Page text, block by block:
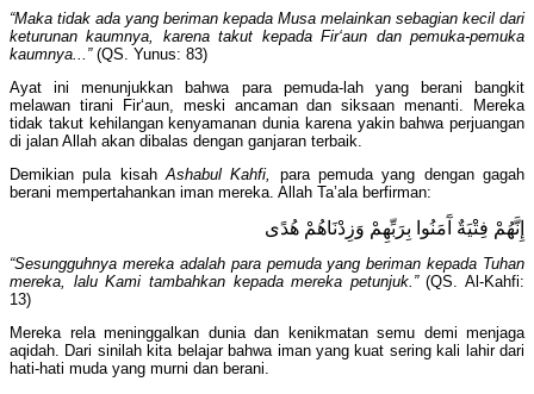
“Maka tidak ada yang beriman kepada Musa melainkan sebagian kecil dari
keturunan kaumnya, karena takut kepada Fir‘aun dan pemuka-pemuka
kaumnya...”(QS. Yunus: 83)
Ayat ini menunjukkan bahwa para pemuda-lah yang berani bangkit
melawan tirani Fir‘aun, meski ancaman dan siksaan menanti. Mereka
tidak takut kehilangan kenyamanan dunia karena yakin bahwa perjuangan
di jalan Allah akan dibalas dengan ganjaran terbaik.
Demikian pula kisahAshabul Kahfi, para pemuda yang dengan gagah
berani mempertahankan iman mereka. Allah Ta’ala berfirman:
إِنَّهُمْ فِتْيَةٌ آَمَنُوا بِرَبِّهِمْ وَزِدْنَاهُمْ هُدًى
“Sesungguhnya mereka adalah para pemuda yang beriman kepada Tuhan
mereka, lalu Kami tambahkan kepada mereka petunjuk.”(QS. Al-Kahfi:
13)
Mereka rela meninggalkan dunia dan kenikmatan semu demi menjaga
aqidah. Dari sinilah kita belajar bahwa iman yang kuat sering kali lahir dari
hati-hati muda yang murni dan berani.